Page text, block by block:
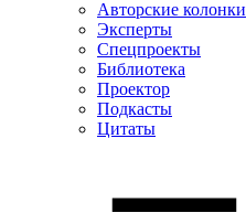
Авторские колонки
Эксперты
Спецпроекты
Библиотека
Проектор
Подкасты
Цитаты